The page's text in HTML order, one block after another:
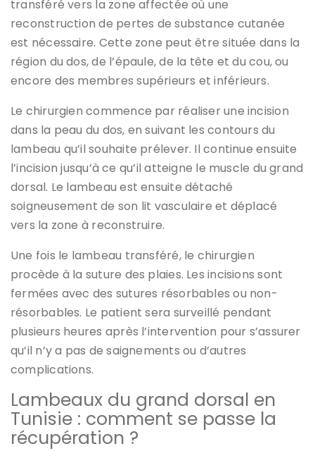
transféré vers la zone affectée où une
reconstruction de pertes de substance cutanée
est nécessaire. Cette zone peut être située dans la
région du dos, de l’épaule, de la tête et du cou, ou
encore des membres supérieurs et inférieurs.
Le chirurgien commence par réaliser une incision
dans la peau du dos, en suivant les contours du
lambeau qu’il souhaite prélever. Il continue ensuite
l’incision jusqu’à ce qu’il atteigne le muscle du grand
dorsal. Le lambeau est ensuite détaché
soigneusement de son lit vasculaire et déplacé
vers la zone à reconstruire.
Une fois le lambeau transféré, le chirurgien
procède à la suture des plaies. Les incisions sont
fermées avec des sutures résorbables ou non-
résorbables. Le patient sera surveillé pendant
plusieurs heures après l’intervention pour s’assurer
qu’il n’y a pas de saignements ou d’autres
complications.
Lambeaux du grand dorsal en
Tunisie : comment se passe la
récupération ?